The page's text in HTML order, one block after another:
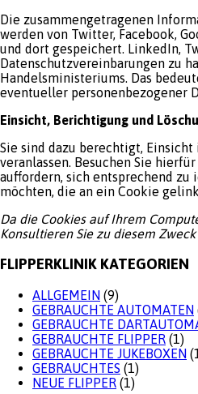
Die zusammengetragenen
werden von Twitter, Facebook,
und dort gespeichert. LinkedIn,
Datenschutzvereinbarungen zu
Handelsministeriums. Das
eventueller personenbezogener
Einsicht, Berichtigung und
Sie sind dazu berechtigt,
veranlassen. Besuchen Sie
auffordern, sich entsprechend
möchten, die an ein Cookie
Da die Cookies auf Ihrem
Konsultieren Sie zu diesem
FLIPPERKLINIK KATEGORIEN
ALLGEMEIN (9)
GEBRAUCHTE AUTOMATEN
GEBRAUCHTE
GEBRAUCHTE FLIPPER (1)
GEBRAUCHTE JUKEBOXEN
GEBRAUCHTES (1)
NEUE FLIPPER (1)